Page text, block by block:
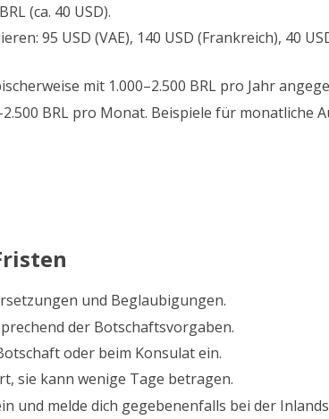
(ca. 40 USD).
95 USD (VAE), 140 USD (Frankreich), 40
mit 1.000–2.500 BRL pro Jahr
BRL pro Monat. Beispiele für monatliche
und Beglaubigungen.
der Botschaftsvorgaben.
oder beim Konsulat ein.
sie kann wenige Tage betragen.
und melde dich gegebenenfalls bei der